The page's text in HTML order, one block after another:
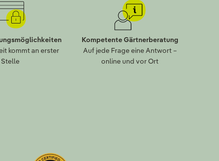
kommt an erster
Stelle
Kompetente Gärtnerberatung
Auf jede Frage eine Antwort –
online und vor Ort